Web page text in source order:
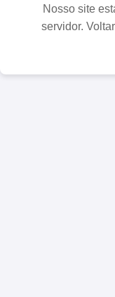
Nosso site
servidor.